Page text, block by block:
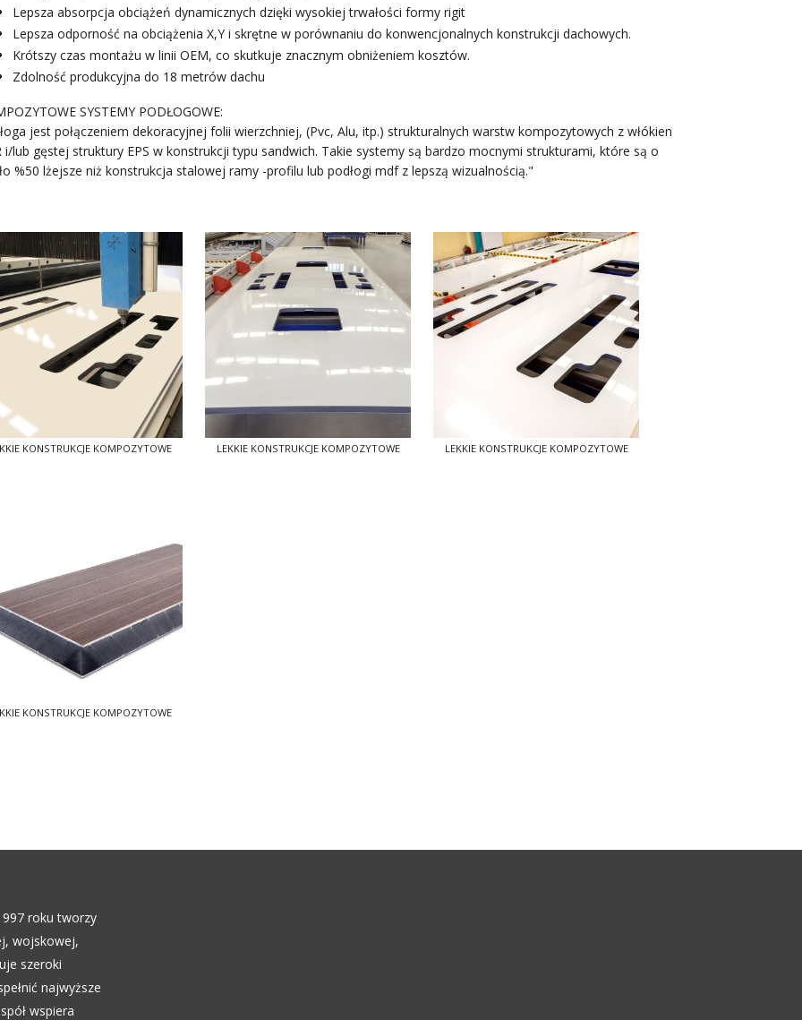
Lepsza absorpcja obciążeń dynamicznych dzięki wysokiej trwałości formy rigit
Lepsza odporność na obciążenia X,Y i skrętne w porównaniu do konwencjonalnych konstrukcji dachowych.
Krótszy czas montażu w linii OEM, co skutkuje znacznym obniżeniem kosztów.
Zdolność produkcyjna do 18 metrów dachu
SYSTEMY PODŁOGOWE:
jest połączeniem dekoracyjnej folii wierzchniej, (Pvc, Alu, itp.) strukturalnych warstw kompozytowych z włókien
i/lub gęstej struktury EPS w konstrukcji typu sandwich. Takie systemy są bardzo mocnymi strukturami, które są o
%50 lżejsze niż konstrukcja stalowej ramy -profilu lub podłogi mdf z lepszą wizualnością."
KONSTRUKCJE KOMPOZYTOWE LEKKIE KONSTRUKCJE KOMPOZYTOWE LEKKIE KONSTRUKCJE KOMPOZYTOWE
KONSTRUKCJE KOMPOZYTOWE
roku tworzy
wojskowej,
szeroki
najwyższe
wspiera